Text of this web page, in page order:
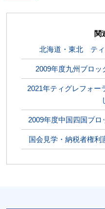
関
北海道・東北 ティ
2009年度九州ブロ
2021年ティグレフォー
2009年度中国四国ブ
国会見学・納税者権利